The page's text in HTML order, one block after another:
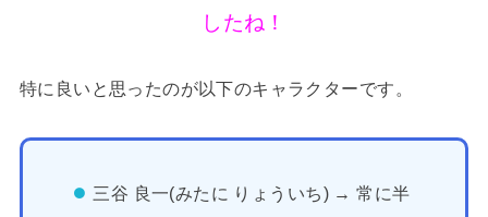
したね！
特に良いと思ったのが以下のキャラクターです。
三谷 良一(みたに りょういち) → 常に半